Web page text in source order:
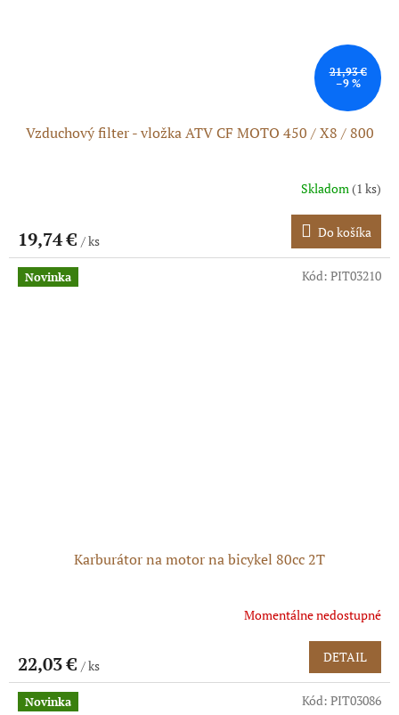
21,93 €
–9 %
Vzduchový filter - vložka ATV CF MOTO 450 / X8 / 800
Skladom(1 ks)
19,74 € / ks
Do košíka
Novinka
Karburátor na motor na bicykel 80cc 2T
Momentálne nedostupné
22,03 € / ks
DETAIL
Kód: PIT03210
Novinka Kód: PIT03086